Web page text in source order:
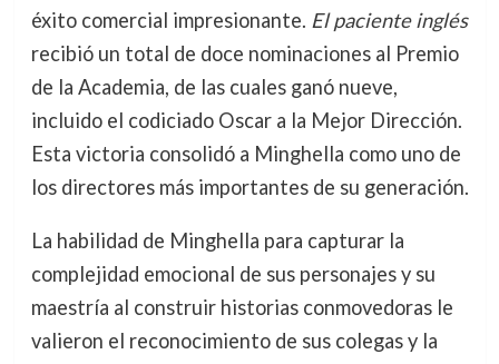
éxito comercial impresionante. El paciente inglés
recibió un total de doce nominaciones al Premio
de la Academia, de las cuales ganó nueve,
incluido el codiciado Oscar a la Mejor Dirección.
Esta victoria consolidó a Minghella como uno de
los directores más importantes de su generación.
La habilidad de Minghella para capturar la
complejidad emocional de sus personajes y su
maestría al construir historias conmovedoras le
valieron el reconocimiento de sus colegas y la